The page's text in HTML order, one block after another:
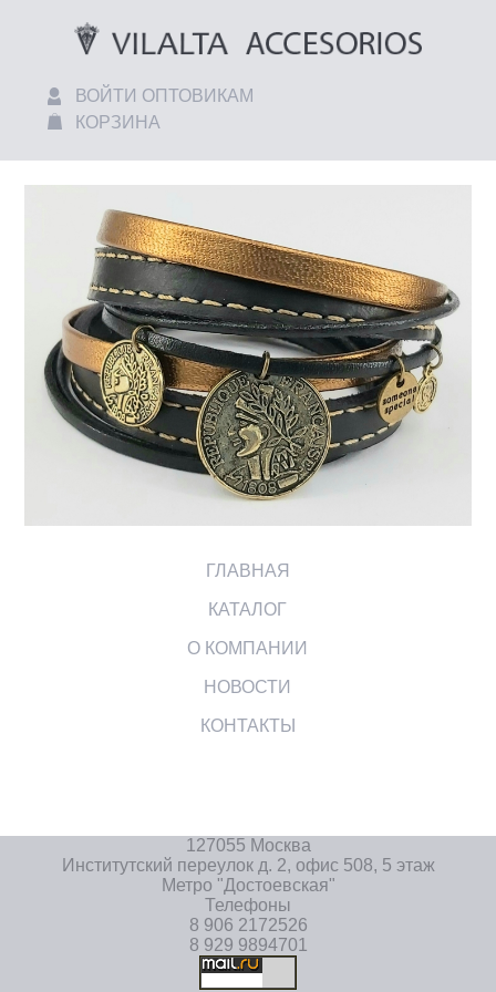
ВОЙТИ ОПТОВИКАМ
КОРЗИНА
ГЛАВНАЯ
КАТАЛОГ
О КОМПАНИИ
НОВОСТИ
КОНТАКТЫ
127055 Москва
Институтский переулок д. 2, офис 508, 5 этаж
Метро "Достоевская"
Телефоны
8 906 2172526
8 929 9894701